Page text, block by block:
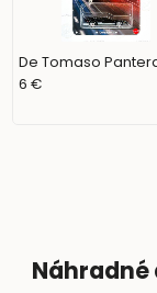
De Tomaso
6 €
Náhradné